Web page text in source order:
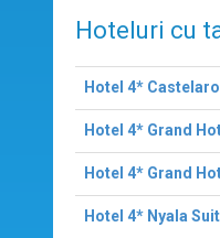
Hoteluri cu
Hotel 4*
Hotel 4* Grand
Hotel 4* Grand
Hotel 4* Nyala